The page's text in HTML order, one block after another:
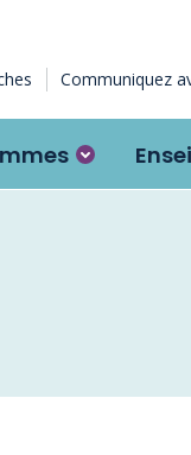
Communiquez